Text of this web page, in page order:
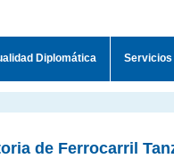
Diplomática
de Ferrocarril